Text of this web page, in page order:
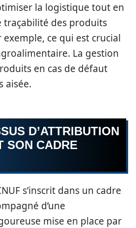
la logistique tout en
traçabilité des produits
ce qui est crucial
La gestion
en cas de défaut
aisée.
D’ATTRIBUTION
SON CADRE
s’inscrit dans un cadre
d’une
mise en place par